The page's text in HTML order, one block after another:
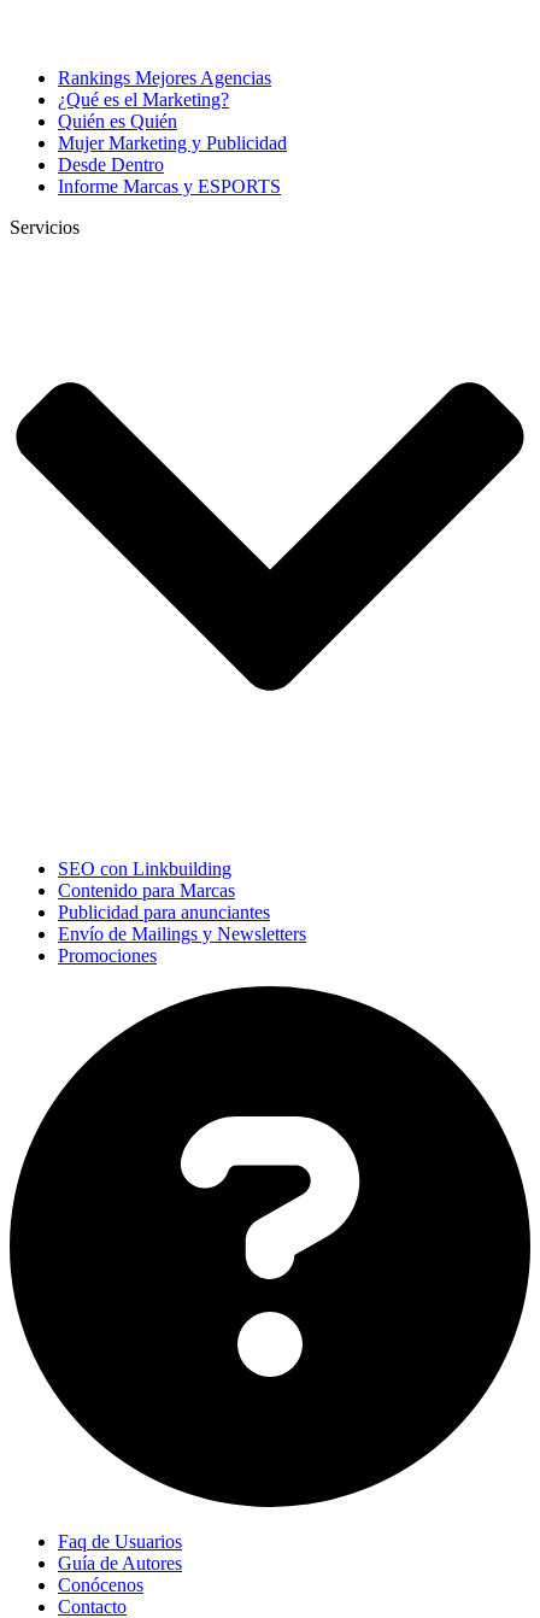
Rankings Mejores Agencias
¿Qué es el Marketing?
Quién es Quién
Mujer Marketing y Publicidad
Desde Dentro
Informe Marcas y ESPORTS
Servicios
SEO con Linkbuilding
Contenido para Marcas
Publicidad para anunciantes
Envío de Mailings y Newsletters
Promociones
Faq de Usuarios
Guía de Autores
Conócenos
Contacto